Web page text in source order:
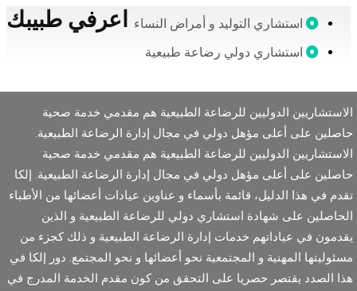
اعرفي طبيبك
استشاري التوليد و أمراض النساء
استشاري دولي رضاعة طبيعية
الدوليين للرضاعة الطبيعية هم مقدمي خدمة صحية
على أعلى مؤهل دولي في مجال إدارة الرضاعة الطبيعية.
الدوليين للرضاعة الطبيعية هم مقدمي خدمة صحية
على أعلى مؤهل دولي في مجال إدارة الرضاعة الطبيعية. إلكا
في هذا الدليل، قائمة بأسماء و عناوين عيادات أعضائها من الأطباء
على شهادة استشاري دولي للرضاعة الطبيعية و الذين
في عياداتهم خدمات إدارة الرضاعة الطبيعية و ذلك كجزء من
المهنية و المجتمعية نحو أعضائها و نحو المجتمع. دور إلكا في
الصدد يقتصر حصريا على التحقق من كون مقدم الخدمة المدرج في